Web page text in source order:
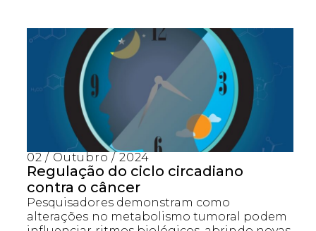
02 / Outubro / 2024
Regulação do ciclo circadiano
contra o câncer
Pesquisadores demonstram como
alterações no metabolismo tumoral podem